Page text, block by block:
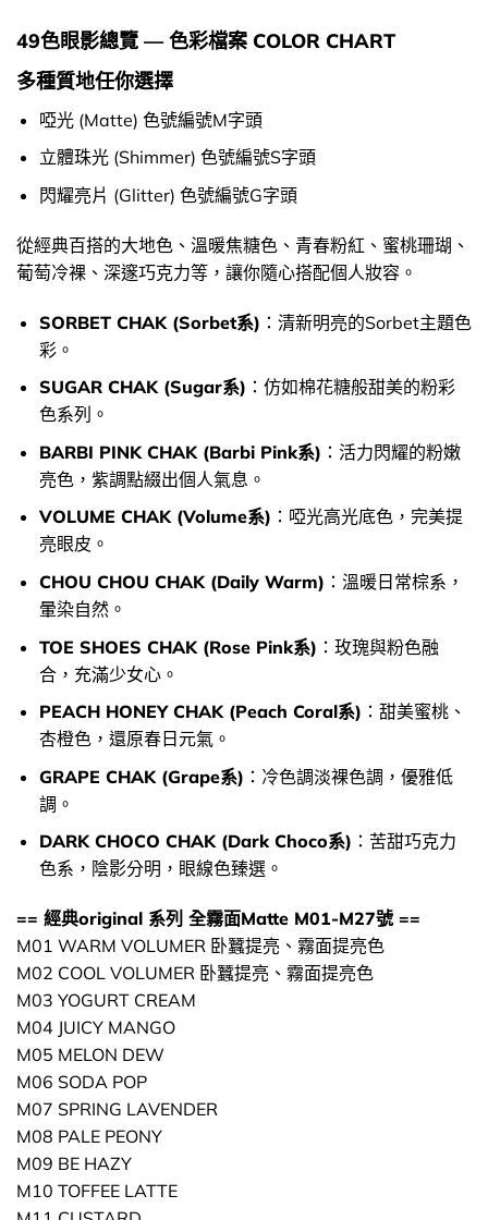
49色眼影總覽 — 色彩檔案 COLOR CHART
多種質地任你選擇
啞光 (Matte) 色號編號M字頭
立體珠光 (Shimmer) 色號編號S字頭
閃耀亮片 (Glitter) 色號編號G字頭
從經典百搭的大地色、溫暖焦糖色、青春粉紅、蜜桃珊瑚、
葡萄冷裸、深邃巧克力等，讓你隨心搭配個人妝容。
SORBET CHAK (Sorbet系) ：清新明亮的Sorbet主題色
彩。
SUGAR CHAK (Sugar系) ：仿如棉花糖般甜美的粉彩
色系列。
BARBI PINK CHAK (Barbi Pink系) ：活力閃耀的粉嫩
亮色，紫調點綴出個人氣息。
VOLUME CHAK (Volume系) ：啞光高光底色，完美提
亮眼皮。
CHOU CHOU CHAK (Daily Warm) ：溫暖日常棕系，
暈染自然。
TOE SHOES CHAK (Rose Pink系) ：玫瑰與粉色融
合，充滿少女心。
PEACH HONEY CHAK (Peach Coral系) ：甜美蜜桃、
杏橙色，還原春日元氣。
GRAPE CHAK (Grape系) ：冷色調淡裸色調，優雅低
調。
DARK CHOCO CHAK (Dark Choco系) ：苦甜巧克力
色系，陰影分明，眼線色臻選。
== 經典original 系列 全霧面Matte M01-M27號 ==
M01 WARM VOLUMER 卧蠶提亮、霧面提亮色
M02 COOL VOLUMER 卧蠶提亮、霧面提亮色
M03 YOGURT CREAM
M04 JUICY MANGO
M05 MELON DEW
M06 SODA POP
M07 SPRING LAVENDER
M08 PALE PEONY
M09 BE HAZY
M10 TOFFEE LATTE